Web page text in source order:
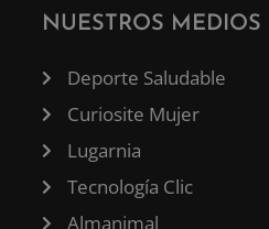
NUESTROS MEDIOS
Deporte Saludable
Curiosite Mujer
Lugarnia
Tecnología Clic
Almanimal